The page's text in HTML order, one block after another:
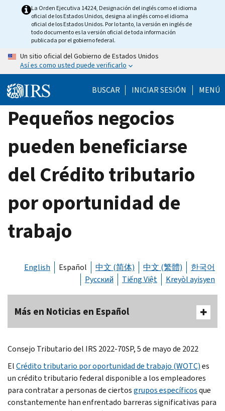
La Orden Ejecutiva 14224, Designación del inglés como el idioma
oficial de los Estados Unidos, designa al inglés como el idioma
oficial de los Estados Unidos. Por lo tanto, la versión en inglés de
todo documento es la versión oficial de toda información
publicada por el gobierno federal.
Un sitio oficial del Gobierno de Estados Unidos
Así es como usted puede verificarlo
BUSCAR INICIAR SESIÓN MENÚ
Pequeños negocios
pueden beneficiarse
del Crédito tributario
por oportunidad de
trabajo
English Español 中文 (简体) 中文 (繁體)
한국어
Русский
Tiếng Việt Kreyòl ayisyen
Más en Noticias en Español
Consejo Tributario del IRS 2022-70SP, 5 de mayo de 2022
ElCrédito tributario por oportunidad de trabajo (WOTC)es
un crédito tributario federal disponible a los empleadores
para contratar a personas de ciertosgrupos específicosque
constantemente han enfrentado barreras significativas para